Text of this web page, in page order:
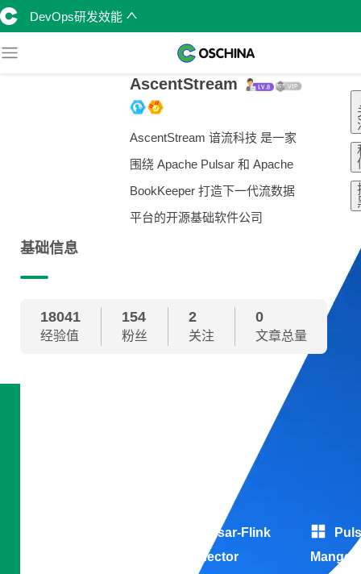
DevOps研发效能
AscentStream
AscentStream 谙流科技 是一家
围绕 Apache Pulsar 和 Apache
BookKeeper 打造下一代流数据
平台的开源基础软件公司
基础信息
18041
经验值
154
粉丝
2
关注
0
文章总量
Pulsar-Flink
Connector
Manger